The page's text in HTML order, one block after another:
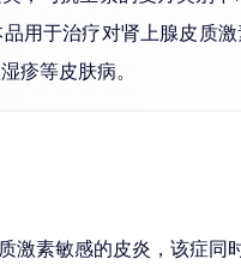
用于治疗对肾上腺皮质
疹等皮肤病。
激素敏感的皮炎，该症